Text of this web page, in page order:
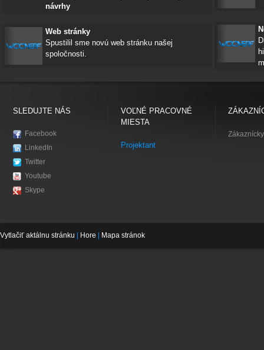
návrhy
Web stránky
Spustilil sme novú web stránku našej
spoločnosti.
SLEDUJTE NÁS
Facebook
LinkedIn
Twitter
Youtube
Skype
VOĽNÉ PRACOVNÉ
MIESTA
Projektant
Vytlačiť aktálnu stránku Hore Mapa stránok